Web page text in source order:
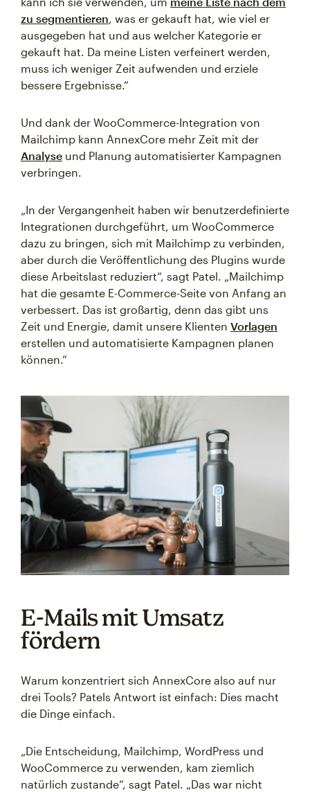
zu segmentieren, was er gekauft hat, wie viel er
ausgegeben hat und aus welcher Kategorie er
gekauft hat. Da meine Listen verfeinert werden,
muss ich weniger Zeit aufwenden und erziele
bessere Ergebnisse.“
Und dank der WooCommerce-Integration von
Mailchimp kann AnnexCore mehr Zeit mit der
Analyse und Planung automatisierter Kampagnen
verbringen.
„In der Vergangenheit haben wir benutzerdefinierte
Integrationen durchgeführt, um WooCommerce
dazu zu bringen, sich mit Mailchimp zu verbinden,
aber durch die Veröffentlichung des Plugins wurde
diese Arbeitslast reduziert“, sagt Patel. „Mailchimp
hat die gesamte E-Commerce-Seite von Anfang an
verbessert. Das ist großartig, denn das gibt uns
Zeit und Energie, damit unsere Klienten Vorlagen
erstellen und automatisierte Kampagnen planen
können.“
E-Mails mit Umsatz
fördern
Warum konzentriert sich AnnexCore also auf nur
drei Tools? Patels Antwort ist einfach: Dies macht
die Dinge einfach.
„Die Entscheidung, Mailchimp, WordPress und
WooCommerce zu verwenden, kam ziemlich
natürlich zustande“, sagt Patel. „Das war nicht